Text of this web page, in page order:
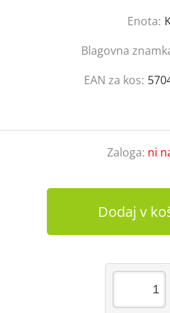
Enota:
Blagovna
EAN za kos:
Zaloga: ni
Dodaj v